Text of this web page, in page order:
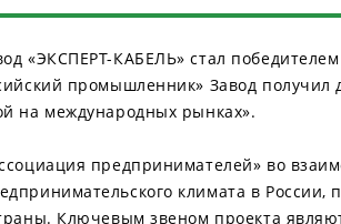
«ЭКСПЕРТ-КАБЕЛЬ» стал
промышленник» Завод получил
на международных рынках».
предпринимателей» во
климата в России,
Ключевым звеном проекта